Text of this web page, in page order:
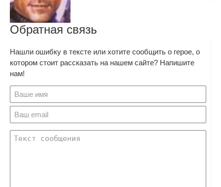
Обратная связь
Нашли ошибку в тексте или хотите сообщить о герое, о
котором стоит рассказать на нашем сайте? Напишите
нам!